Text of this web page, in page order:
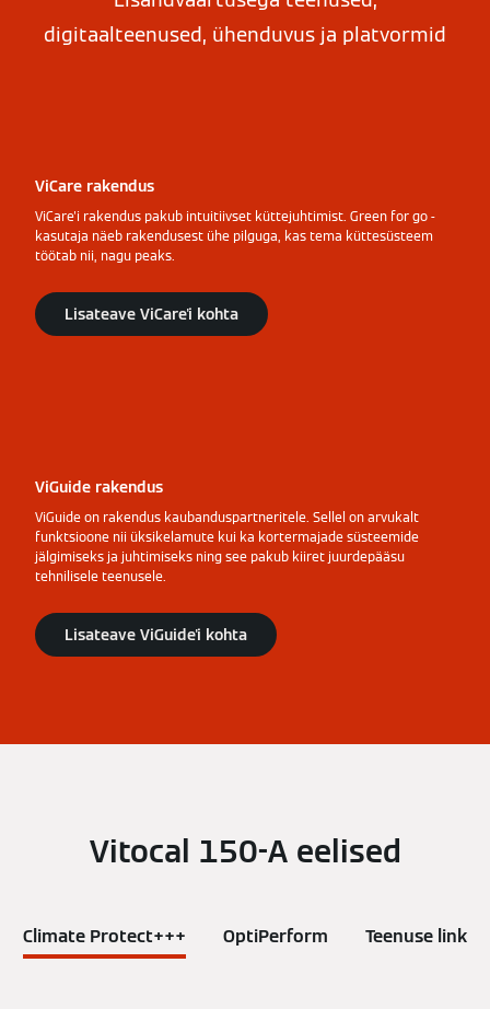
digitaalteenused, ühenduvus ja platvormid
ViCare rakendus
ViCare'i rakendus pakub intuitiivset küttejuhtimist. Green for go -
kasutaja näeb rakendusest ühe pilguga, kas tema küttesüsteem
töötab nii, nagu peaks.
Lisateave ViCare'i kohta
ViGuide rakendus
ViGuide on rakendus kaubanduspartneritele. Sellel on arvukalt
funktsioone nii üksikelamute kui ka kortermajade süsteemide
jälgimiseks ja juhtimiseks ning see pakub kiiret juurdepääsu
tehnilisele teenusele.
Lisateave ViGuide'i kohta
Vitocal 150-A eelised
Climate Protect+++ OptiPerform Teenuse link